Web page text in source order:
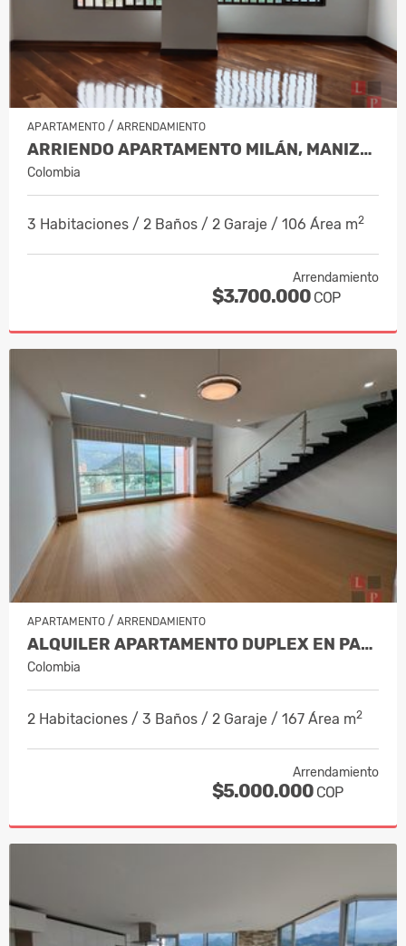
APARTAMENTO / ARRENDAMIENTO
ARRIENDO APARTAMENTO MILÁN, MANIZAL…
Colombia
3 Habitaciones / 2 Baños / 2 Garaje / 106 Área m2
Arrendamiento
$3.700.000 COP
APARTAMENTO / ARRENDAMIENTO
ALQUILER APARTAMENTO DUPLEX EN PALER…
Colombia
2 Habitaciones / 3 Baños / 2 Garaje / 167 Área m2
Arrendamiento
$5.000.000 COP